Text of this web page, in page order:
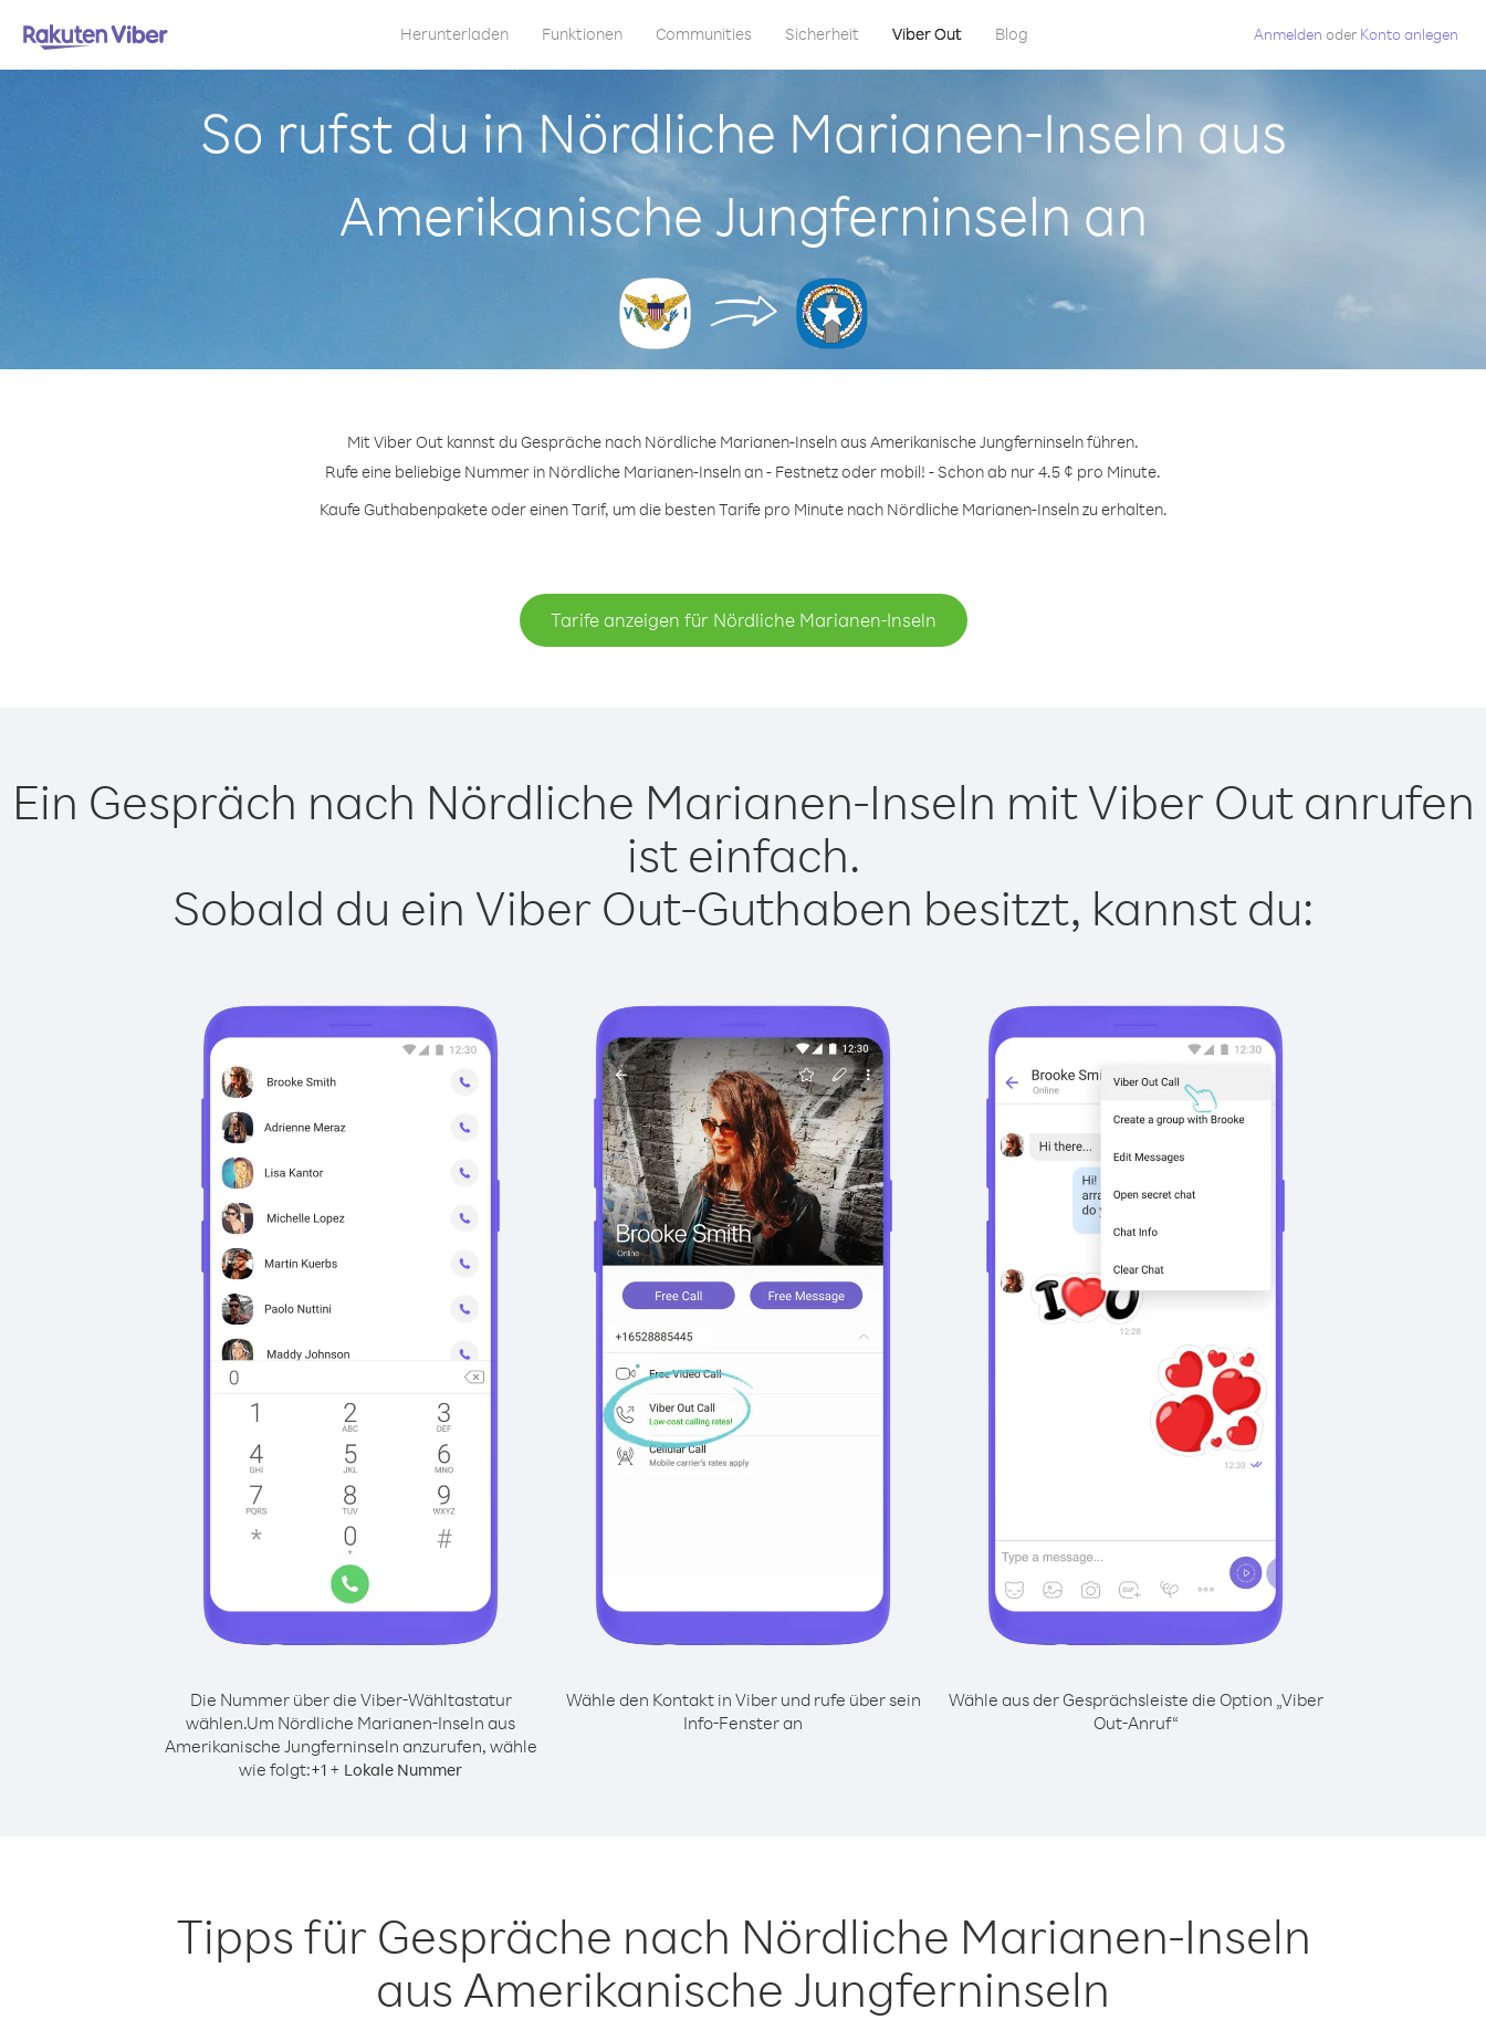
Herunterladen Funktionen Communities Sicherheit Viber Out Blog Anmelden oder Konto anlegen
So rufst du in Nördliche Marianen-Inseln aus
Amerikanische Jungferninseln an
Mit Viber Out kannst du Gespräche nach Nördliche Marianen-Inseln aus Amerikanische Jungferninseln führen.
Rufe eine beliebige Nummer in Nördliche Marianen-Inseln an - Festnetz oder mobil! - Schon ab nur 4.5 ¢ pro Minute.
Kaufe Guthabenpakete oder einen Tarif, um die besten Tarife pro Minute nach Nördliche Marianen-Inseln zu erhalten.
Tarife anzeigen für Nördliche Marianen-Inseln
Ein Gespräch nach Nördliche Marianen-Inseln mit Viber Out anrufen
ist einfach.
Sobald du ein Viber Out-Guthaben besitzt, kannst du:
Die Nummer über die Viber-Wähltastatur
wählen.Um Nördliche Marianen-Inseln aus
Amerikanische Jungferninseln anzurufen, wähle
wie folgt:+1 + Lokale Nummer
Wähle den Kontakt in Viber und rufe über sein
Info-Fenster an
Wähle aus der Gesprächsleiste die Option „Viber
Out-Anruf“
Tipps für Gespräche nach Nördliche Marianen-Inseln
aus Amerikanische Jungferninseln